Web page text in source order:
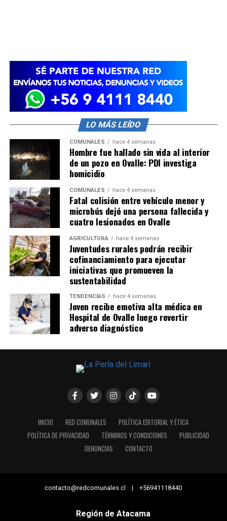
LO MÁS LEÍDO
COMUNALES hace 4 semanas
Hombre fue hallado sin vida al interior
de un pozo en Ovalle: PDI investiga
homicidio
COMUNALES hace 4 semanas
Fatal colisión entre vehículo menor y
microbús dejó una persona fallecida y
cuatro lesionados en Ovalle
AGRICULTURA hace 4 semanas
Juventudes rurales podrán recibir
cofinanciamiento para ejecutar
iniciativas que promueven la
sustentabilidad
TENDENCIAS hace 4 semanas
Joven recibe emotiva alta médica en
Hospital de Ovalle luego revertir
adverso diagnóstico
INICIO RED COMUNALES
POLÍTICA EDITORIAL Y ÉTICA
POLÍTICA DE PRIVACIDAD
TÉRMINOS Y CONDICIONES
PUBLICIDAD
DENUNCIAS
CONTACTO
contacto@redcomunales.cl | +56941118440
Región de Atacama